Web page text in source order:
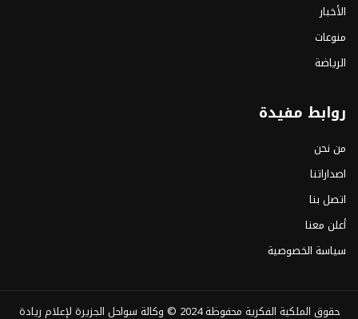
الأخبار
منوعات
الرياضة
روابط مفيدة
من نحن
اصداراتنا
اتصل بنا
أعلن معنا
سياسة الخصوصية
حقوق الملكية الفكرية محفوظة 2024 ©
وكالة سواحل الجزيرة لإعلام ريادة